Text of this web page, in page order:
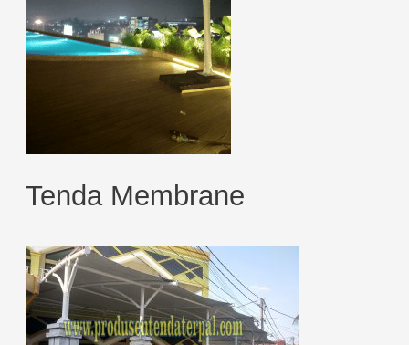
Tenda Membrane